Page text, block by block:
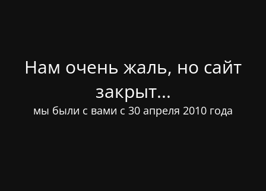
Нам очень жаль, но сайт
закрыт...
мы были с вами с 30 апреля 2010 года